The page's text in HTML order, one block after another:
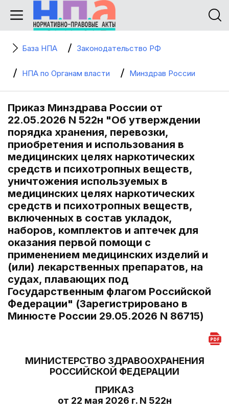
База НПА Законодательство РФ
НПА по Органам власти Минздрав России
Приказ Минздрава России от
22.05.2026 N 522н "Об утверждении
порядка хранения, перевозки,
приобретения и использования в
медицинских целях наркотических
средств и психотропных веществ,
уничтожения используемых в
медицинских целях наркотических
средств и психотропных веществ,
включенных в состав укладок,
наборов, комплектов и аптечек для
оказания первой помощи с
применением медицинских изделий и
(или) лекарственных препаратов, на
судах, плавающих под
Государственным флагом Российской
Федерации" (Зарегистрировано в
Минюсте России 29.05.2026 N 86715)
МИНИСТЕРСТВО ЗДРАВООХРАНЕНИЯ
РОССИЙСКОЙ ФЕДЕРАЦИИ
ПРИКАЗ
от 22 мая 2026 г. N 522н